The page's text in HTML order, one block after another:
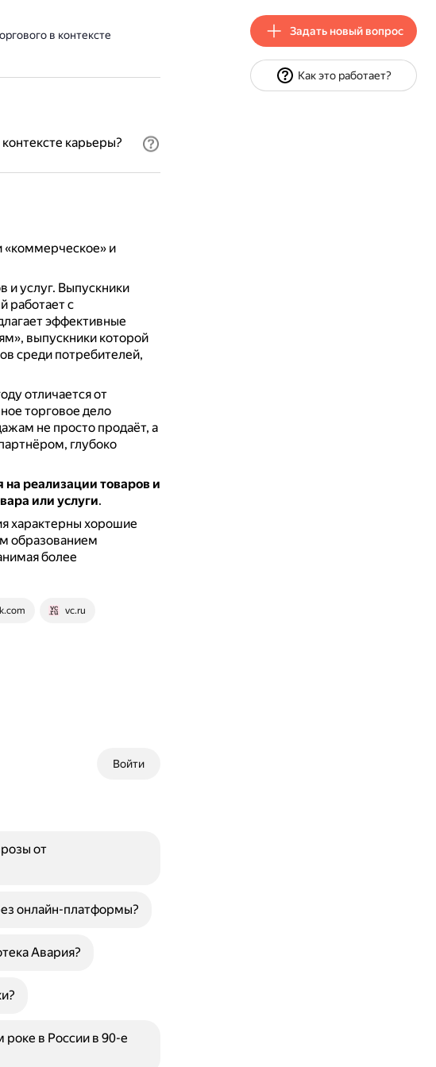
в контексте
карьеры?
и
и услуг. Выпускники
работает с
эффективные
выпускники которой
среди потребителей,
отличается от
торговое дело
не просто продаёт, а
глубоко
реализации товаров и
или услуги.
характерны хорошие
образованием
более
vc.ru
Войти
от
онлайн-платформы?
Авария?
в России в 90-е
Задать новый вопрос
Как это работает?